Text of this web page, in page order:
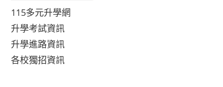
115多元升學網
升學考試資訊
升學進路資訊
各校獨招資訊